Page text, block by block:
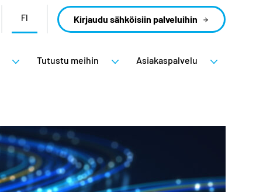
FI Kirjaudu sähköisiin palveluihin
Tutustu meihin Asiakaspalvelu